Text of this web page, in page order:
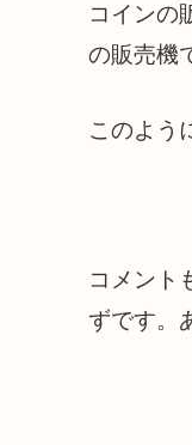
コインの
の販売機
このよう
コメント
ずです。